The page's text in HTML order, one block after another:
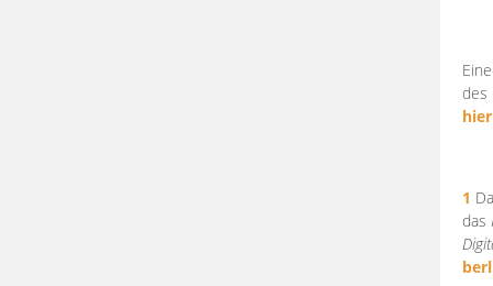
des
hier
1
das